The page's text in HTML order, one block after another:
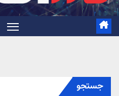
جستجو